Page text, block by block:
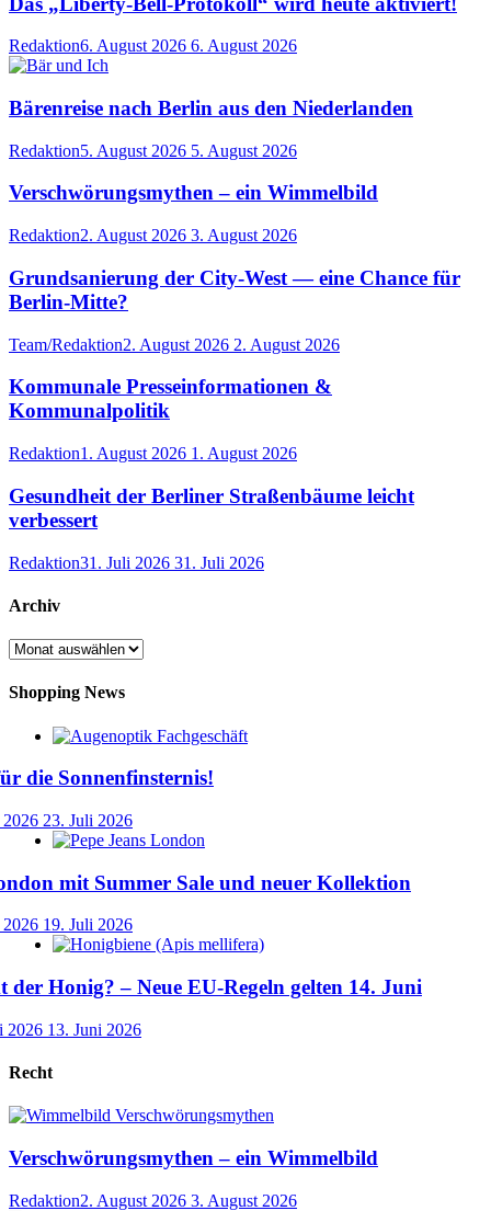
Redaktion6. August 2026 6. August 2026
Bärenreise nach Berlin aus den Niederlanden
Redaktion5. August 2026 5. August 2026
Verschwörungsmythen – ein Wimmelbild
Redaktion2. August 2026 3. August 2026
Grundsanierung der City-West — eine Chance für
Berlin-Mitte?
Team/Redaktion2. August 2026 2. August 2026
Kommunale Presseinformationen &
Kommunalpolitik
Redaktion1. August 2026 1. August 2026
Gesundheit der Berliner Straßenbäume leicht
verbessert
Redaktion31. Juli 2026 31. Juli 2026
Archiv
Archiv
Shopping News
die Sonnenfinsternis!
23. Juli 2026
mit Summer Sale und neuer Kollektion
19. Juli 2026
der Honig? – Neue EU-Regeln gelten 14. Juni
2026 13. Juni 2026
Recht
Verschwörungsmythen – ein Wimmelbild
Redaktion2. August 2026 3. August 2026